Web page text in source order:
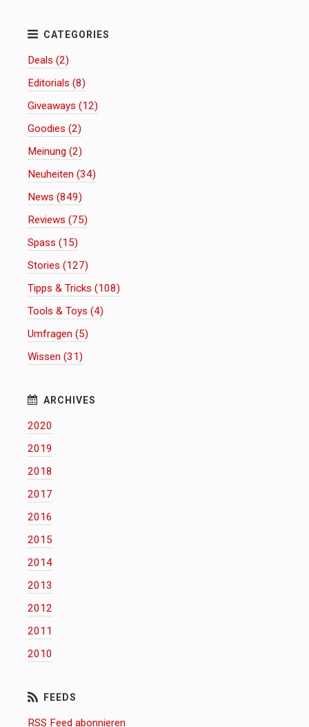
Deals (2)
Editorials (8)
Giveaways (12)
Goodies (2)
Meinung (2)
Neuheiten (34)
News (849)
Reviews (75)
Spass (15)
Stories (127)
Tipps & Tricks (108)
Tools & Toys (4)
Umfragen (5)
Wissen (31)
2020
2019
2018
2017
2016
2015
2014
2013
2012
2011
2010
RSS Feed abonnieren